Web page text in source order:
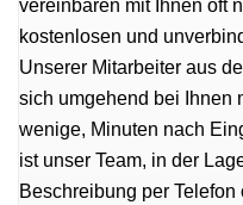
vereinbaren mit Ihnen oft
kostenlosen und
Unserer Mitarbeiter aus
sich umgehend bei Ihnen
wenige, Minuten nach
ist unser Team, in der
Beschreibung per